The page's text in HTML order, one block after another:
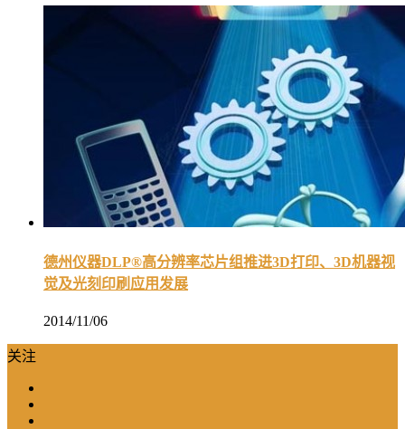
德州仪器DLP®高分辨率芯片组推进3D打印、3D机器视
觉及光刻印刷应用发展
2014/11/06
关注